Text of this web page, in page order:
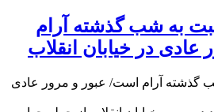
به شب گذشته آرام‌
در خیابان انقلاب
گذشته آرام‌ است/ عبور و مرور عادی